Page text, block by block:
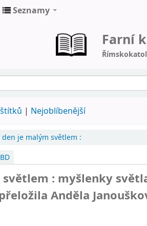
Seznamy
Farní
Nejoblíbenější
den je malým světlem :
světlem : myšlenky
Anděla